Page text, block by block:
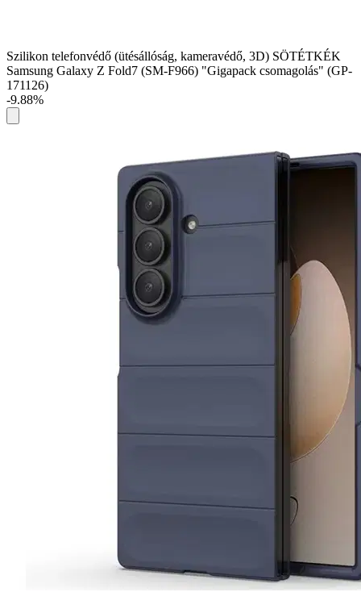
Szilikon telefonvédő (ütésállóság, kameravédő, 3D) SÖTÉTKÉK
Samsung Galaxy Z Fold7 (SM-F966) "Gigapack csomagolás" (GP-
171126)
-9.88%